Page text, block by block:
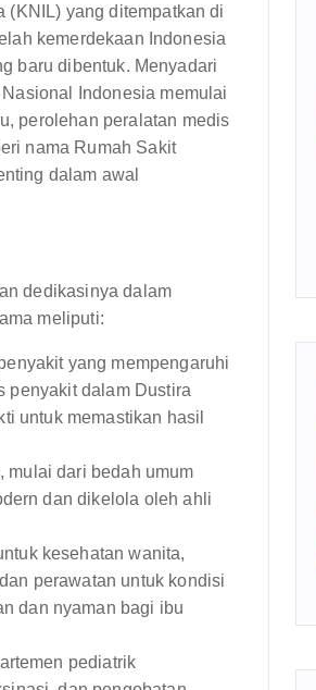
(KNIL) yang ditempatkan di
kemerdekaan Indonesia
baru dibentuk. Menyadari
Indonesia memulai
perolehan peralatan medis
nama Rumah Sakit
dalam awal
dedikasinya dalam
meliputi:
yang mempengaruhi
penyakit dalam Dustira
untuk memastikan hasil
mulai dari bedah umum
dan dikelola oleh ahli
kesehatan wanita,
perawatan untuk kondisi
dan nyaman bagi ibu
pediatrik